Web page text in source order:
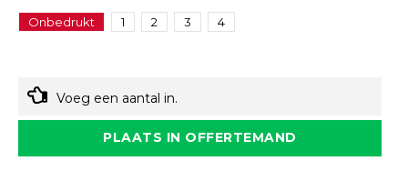
Onbedrukt 1 2 3 4
Voeg een aantal in.
PLAATS IN OFFERTEMAND